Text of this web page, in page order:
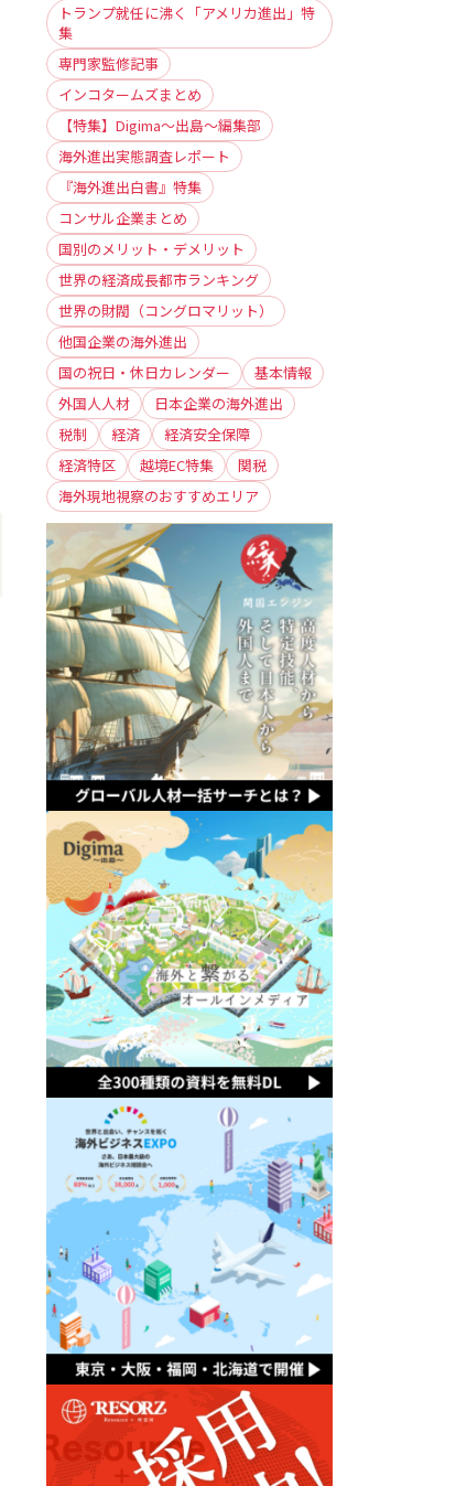
トランプ就任に沸く「アメリカ進出」特
集
専門家監修記事
インコタームズまとめ
【特集】Digima〜出島〜編集部
海外進出実態調査レポート
『海外進出白書』特集
コンサル企業まとめ
国別のメリット・デメリット
世界の経済成長都市ランキング
世界の財閥（コングロマリット）
他国企業の海外進出
国の祝日・休日カレンダー
基本情報
外国人人材
日本企業の海外進出
税制
経済
経済安全保障
経済特区
越境EC特集
関税
海外現地視察のおすすめエリア